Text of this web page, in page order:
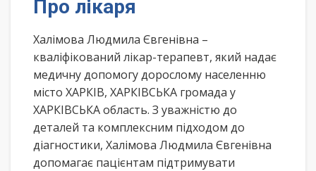
Про лікаря
Халімова Людмила Євгенівна –
кваліфікований лікар-терапевт, який надає
медичну допомогу дорослому населенню
місто ХАРКІВ, ХАРКІВСЬКА громада у
ХАРКІВСЬКА область. З уважністю до
деталей та комплексним підходом до
діагностики, Халімова Людмила Євгенівна
допомагає пацієнтам підтримувати